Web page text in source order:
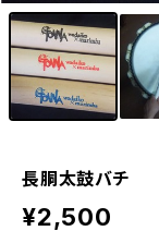
長胴太鼓バチ
¥2,500